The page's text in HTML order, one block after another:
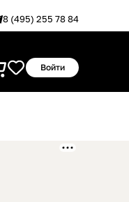
8 (495) 255 78 84
Войти